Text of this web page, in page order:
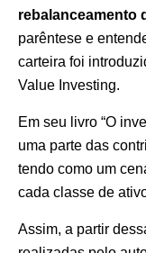
rebalanceamento
parêntese e
carteira foi
Value Investing.
Em seu livro “O
uma parte das
tendo como um
cada classe de
Assim, a partir